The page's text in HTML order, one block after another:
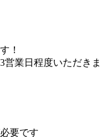
！
業日程度いただきま
要です